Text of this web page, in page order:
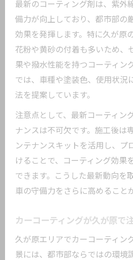
最新のコーティング剤は、紫外
備力が向上しており、都市部の
効果を発揮します。特に久が原
花粉や黄砂の付着も多いため、
果や撥水性能を持つコーティン
では、車種や塗装色、使用状況
法を提案しています。
注意点として、最新コーティン
ナンスは不可欠です。施工後は
ンテナンスキットを活用し、プ
けることで、コーティング効果
できます。こうした最新動向を
車の守備力をさらに高めること
カーコーティングが久が原で
久が原エリアでカーコーティン
景には、都市部ならではの環境